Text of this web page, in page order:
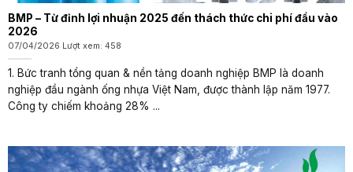
BMP – Từ đỉnh lợi nhuận 2025 đến thách thức chi phí đầu vào
2026
07/04/2026 Lượt xem: 458
1. Bức tranh tổng quan & nền tảng doanh nghiệp BMP là doanh
nghiệp đầu ngành ống nhựa Việt Nam, được thành lập năm 1977.
Công ty chiếm khoảng 28% ...